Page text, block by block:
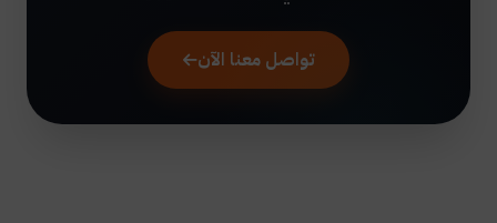
تواصل معنا الآن